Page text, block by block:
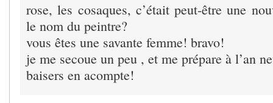
rose, les cosaques, c’était peut-être une
le nom du peintre?
vous êtes une savante femme! bravo!
je me secoue un peu , et me prépare à l’an
baisers en acompte!